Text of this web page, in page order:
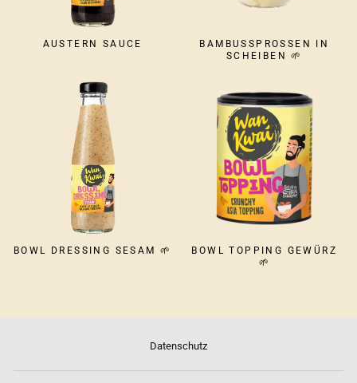
AUSTERN SAUCE
BAMBUSSPROSSEN IN
SCHEIBEN 🌱
BOWL DRESSING SESAM 🌱
BOWL TOPPING GEWÜRZ
🌱
Datenschutz